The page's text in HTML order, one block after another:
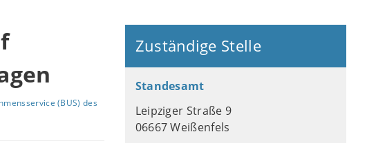
(BUS) des
Zuständige Stelle
Standesamt
Leipziger Straße 9
06667 Weißenfels